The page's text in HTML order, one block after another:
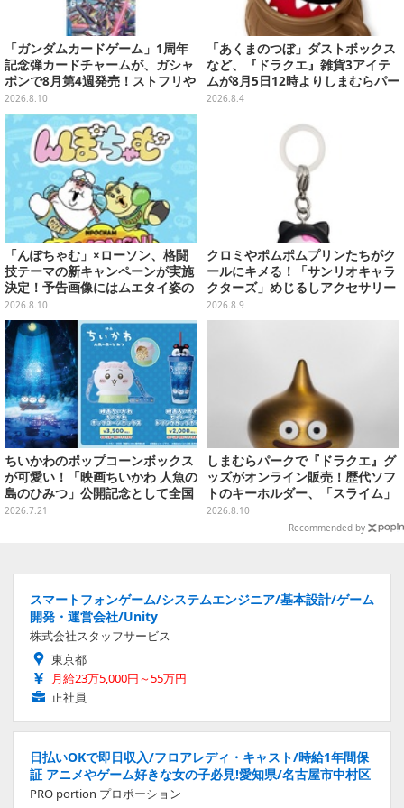
「ガンダムカードゲーム」1周年
記念弾カードチャームが、ガシャ
ポンで8月第4週発売！ストフリや
νガンダム、キラ・ヤマトなど全2
0種
2026.8.10
「あくまのつぼ」ダストボックス
など、『ドラクエ』雑貨3アイテ
ムが8月5日12時よりしまむらパー
ク（オンラインストア）にて販
2026.8.4
「んぽちゃむ」×ローソン、格闘
技テーマの新キャンペーンが実施
決定！予告画像にはムエタイ姿の
「んぽちゃむ」「きみまろ」も
2026.8.10
クロミやポムポムプリンたちがク
ールにキメる！「サンリオキャラ
クターズ」めじるしアクセサリー
がガシャポン展開
2026.8.9
ちいかわのポップコーンボックス
が可愛い！「映画ちいかわ 人魚の
島のひみつ」公開記念として全国
劇場で販売決定、セイレーンドリ
2026.7.21
しまむらパークで『ドラクエ』グ
ッズがオンライン販売！歴代ソフ
トのキーホルダー、「スライム」
「ロトの剣&盾」などのメタルフ
2026.8.10
Recommended by
スマートフォンゲーム/システムエンジニア/基本設計/ゲーム
開発・運営会社/Unity
株式会社スタッフサービス
東京都
月給23万5,000円～55万円
正社員
日払いOKで即日収入/フロアレディ・キャスト/時給1年間保
証 アニメやゲーム好きな女の子必見!愛知県/名古屋市中村区
PRO portion プロポーション